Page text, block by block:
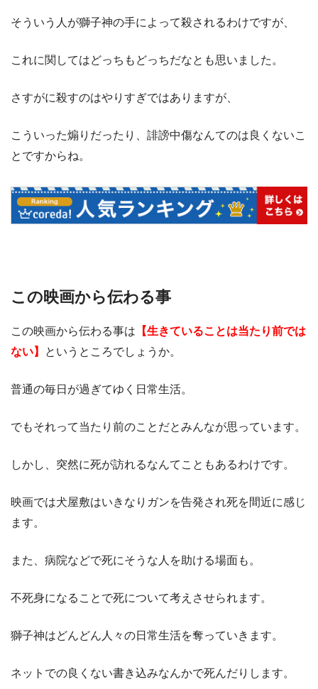
そういう人が獅子神の手によって殺されるわけですが、
これに関してはどっちもどっちだなとも思いました。
さすがに殺すのはやりすぎではありますが、
こういった煽りだったり、誹謗中傷なんてのは良くないこ
とですからね。
この映画から伝わる事
この映画から伝わる事は 【生きていることは当たり前では
ない】
というところでしょうか。
普通の毎日が過ぎてゆく日常生活。
でもそれって当たり前のことだとみんなが思っています。
しかし、突然に死が訪れるなんてこともあるわけです。
映画では犬屋敷はいきなりガンを告発され死を間近に感じ
ます。
また、病院などで死にそうな人を助ける場面も。
不死身になることで死について考えさせられます。
獅子神はどんどん人々の日常生活を奪っていきます。
ネットでの良くない書き込みなんかで死んだりします。